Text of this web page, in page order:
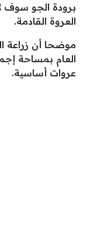
برودة الجو
العروة القادمة.
موضحا أن زراعة
عروات أساسية.